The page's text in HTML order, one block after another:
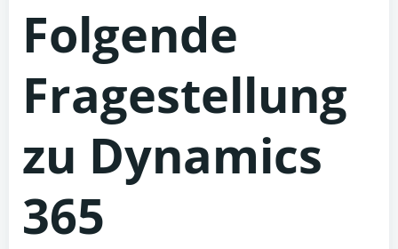
Folgende
Fragestellung
zu Dynamics
365